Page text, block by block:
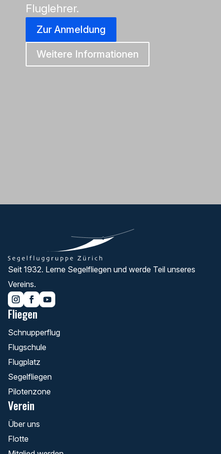
Fluglehrer.
Zur Anmeldung
Weitere Informationen
Seit 1932. Lerne Segelfliegen und werde Teil unseres
Vereins.
Fliegen
Schnupperflug
Flugschule
Flugplatz
Segelfliegen
Pilotenzone
Verein
Über uns
Flotte